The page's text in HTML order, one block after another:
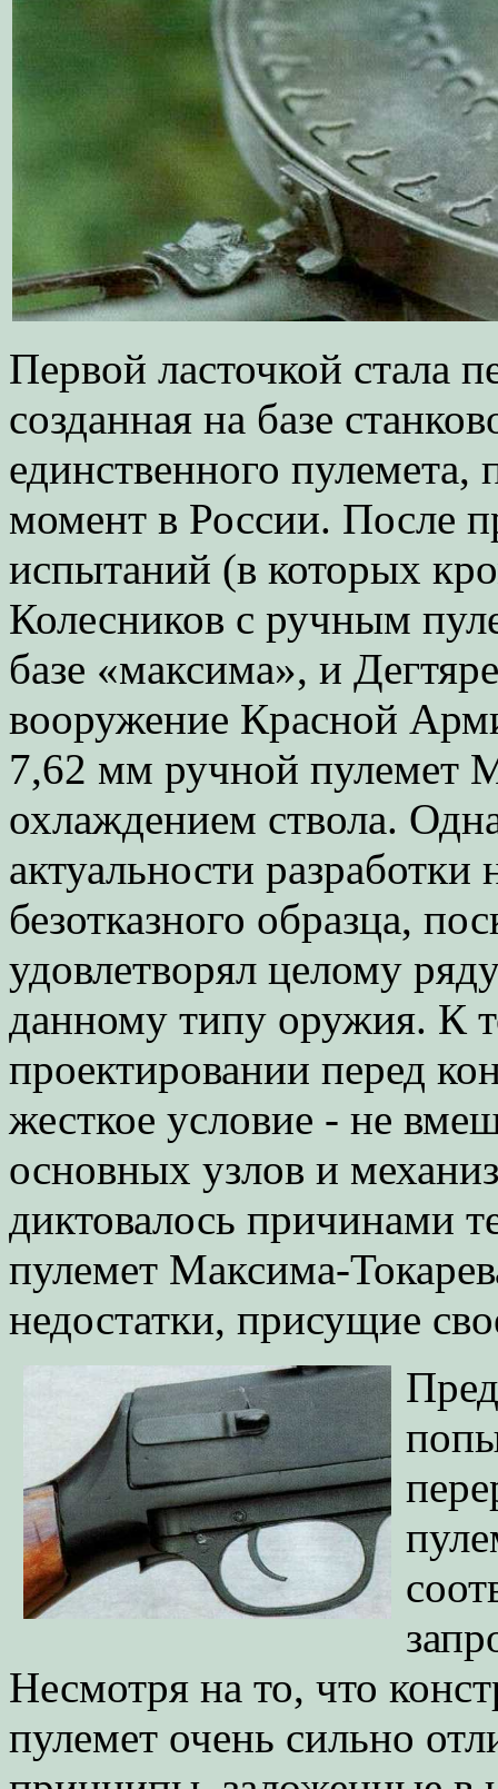
Первой ласточкой стала
созданная на базе
единственного пулемета,
момент в России. После
испытаний (в которых
Колесников с ручным
базе «максима», и
вооружение Красной
7,62 мм ручной пулемет
охлаждением ствола.
актуальности
безотказного образца,
удовлетворял целому
данному типу оружия. К
проектировании перед
жесткое условие - не
основных узлов и
диктовалось причинами
пулемет Максима-
недостатки, присущие
Несмотря на то, что
пулемет очень сильно